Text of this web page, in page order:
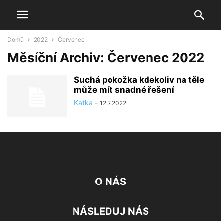
Domů 2022 Červenec
Měsíční Archiv: Červenec 2022
Suchá pokožka kdekoliv na těle
může mít snadné řešení
Katka - 12.7.2022
O NÁS
NÁSLEDUJ NÁS